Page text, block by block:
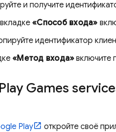
и получите
«Способ входа»
идентификатор
«Метод входа» включите
Play Games
Play откройте своё